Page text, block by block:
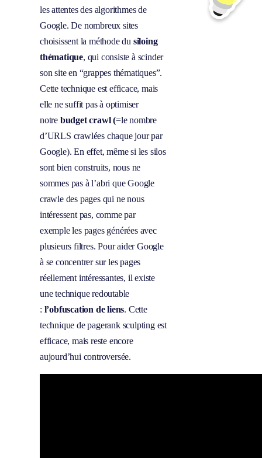
les attentes des algorithmes de
Google. De nombreux sites
choisissent la méthode du siloing
thématique, qui consiste à scinder
son site en “grappes thématiques”.
Cette technique est efficace, mais
elle ne suffit pas à optimiser
notre budget crawl (=le nombre
d’URLS crawlées chaque jour par
Google). En effet, même si les silos
sont bien construits, nous ne
sommes pas à l’abri que Google
crawle des pages qui ne nous
intéressent pas, comme par
exemple les pages générées avec
plusieurs filtres. Pour aider Google
à se concentrer sur les pages
réellement intéressantes, il existe
une technique redoutable
: l’obfuscation de liens. Cette
technique de pagerank sculpting est
efficace, mais reste encore
aujourd’hui controversée.